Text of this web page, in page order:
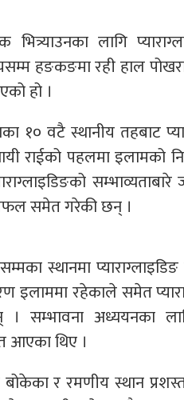
भित्र्याउनका लागि
हङकङमा रही हाल
हो ।
१० वटै स्थानीय तहबाट
राईको पहलमा इलामको
सम्भाव्यताबारे
समेत गरेकी छन् ।
स्थानमा
इलाममा रहेकाले समेत
सम्भावना अध्ययनका
आएका थिए ।
बोकेका र रमणीय स्थान